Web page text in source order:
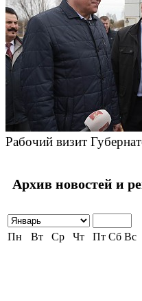
Рабочий визит
Архив новостей и
Пн Вт Ср Чт Пт Сб Вс